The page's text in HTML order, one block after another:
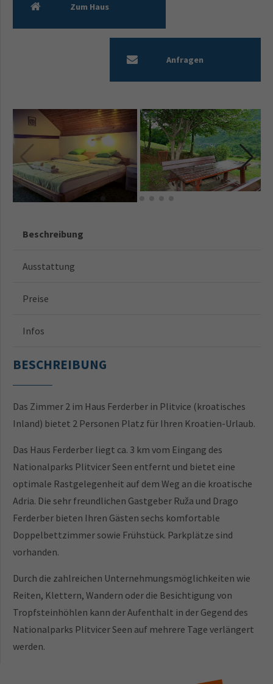
Zum Haus
Anfragen
Beschreibung
Ausstattung
Preise
Infos
BESCHREIBUNG
Das Zimmer 2 im Haus Ferderber in Plitvice (kroatisches
Inland) bietet 2 Personen Platz für Ihren Kroatien-Urlaub.
Das Haus Ferderber liegt ca. 3 km vom Eingang des
Nationalparks Plitvicer Seen entfernt und bietet eine
optimale Rastgelegenheit auf dem Weg an die kroatische
Adria. Die sehr freundlichen Gastgeber Ruža und Drago
Ferderber bieten Ihren Gästen sechs komfortable
Doppelbettzimmer sowie Frühstück. Parkplätze sind
vorhanden.
Durch die zahlreichen Unternehmungsmöglichkeiten wie
Reiten, Klettern, Wandern oder die Besichtigung von
Tropfsteinhöhlen kann der Aufenthalt in der Gegend des
Nationalparks Plitvicer Seen auf mehrere Tage verlängert
werden.